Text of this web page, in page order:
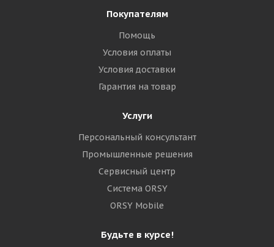
Покупателям
Помощь
Условия оплаты
Условия доставки
Гарантия на товар
Услуги
Персональный консультант
Промышленные решения
Сервисный центр
Система ORSY
ORSY Mobile
Будьте в курсе!